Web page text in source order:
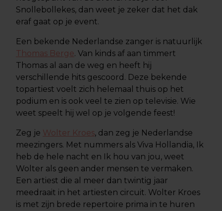
Snollebollekes, dan weet je zeker dat het dak
eraf gaat op je event.
Een bekende Nederlandse zanger is natuurlijk
Thomas Berge. Van kinds af aan timmert
Thomas al aan de weg en heeft hij
verschillende hits gescoord. Deze bekende
topartiest voelt zich helemaal thuis op het
podium en is ook veel te zien op televisie. Wie
weet speelt hij wel op je volgende feest!
Zeg je Wolter Kroes, dan zeg je Nederlandse
meezingers. Met nummers als Viva Hollandia, Ik
heb de hele nacht en Ik hou van jou, weet
Wolter als geen ander mensen te vermaken.
Een artiest die al meer dan twintig jaar
meedraait in het artiesten circuit. Wolter Kroes
is met zijn brede repertoire prima in te huren